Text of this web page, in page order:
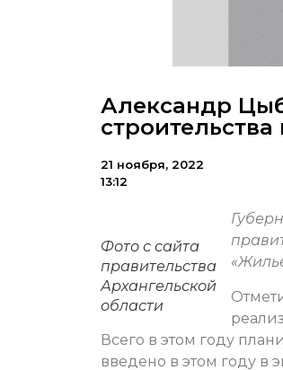
Александр
21 ноября, 2022
13:12
Фото с сайта
правительства
Архангельской
области
Всего в этом году
введено в этом году в